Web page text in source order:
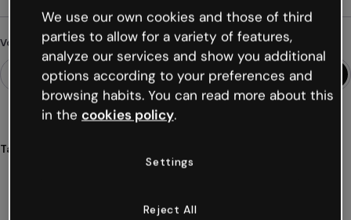
Vous cherchez autre chose ?
Tags
liste
We use our own cookies and those of third
parties to allow for a variety of features,
analyze our services and show you additional
options according to your preferences and
browsing habits. You can read more about this
in the cookies policy.
Settings
Reject All